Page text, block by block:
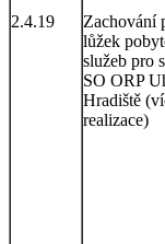
2.4.19
Zachování
lůžek
služeb pro
SO ORP
Hradiště
realizace)